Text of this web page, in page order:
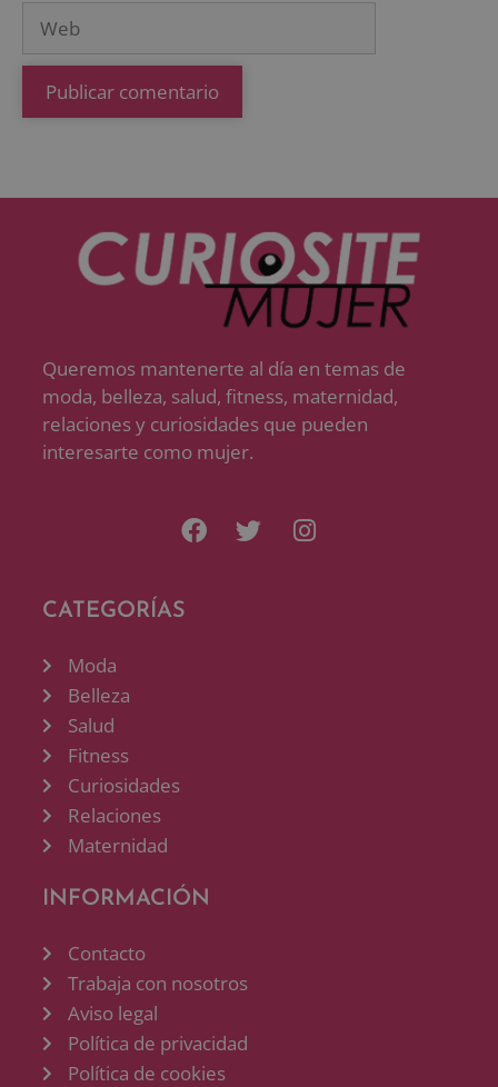
Queremos mantenerte al día en temas de
moda, belleza, salud, fitness, maternidad,
relaciones y curiosidades que pueden
interesarte como mujer.
CATEGORÍAS
Moda
Belleza
Salud
Fitness
Curiosidades
Relaciones
Maternidad
INFORMACIÓN
Contacto
Trabaja con nosotros
Aviso legal
Política de privacidad
Política de cookies